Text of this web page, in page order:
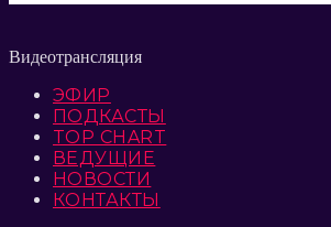
Видеотрансляция
ЭФИР
ПОДКАСТЫ
TOP CHART
ВЕДУЩИЕ
НОВОСТИ
КОНТАКТЫ